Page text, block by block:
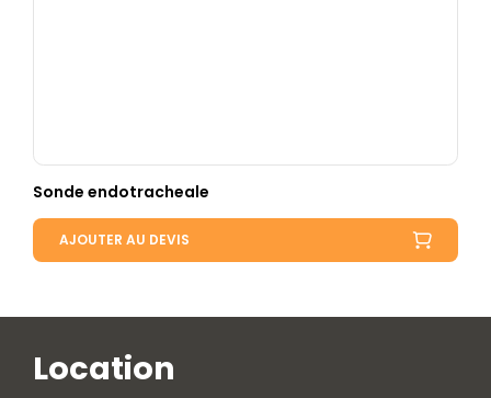
Sonde endotracheale
AJOUTER AU DEVIS
Location